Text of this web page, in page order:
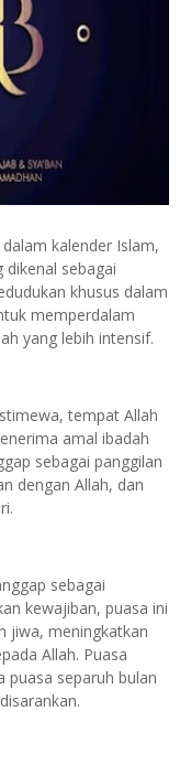
kalender Islam,
sebagai
khusus dalam
memperdalam
yang lebih intensif.
tempat Allah
amal ibadah
sebagai panggilan
dengan Allah, dan
sebagai
kewajiban, puasa ini
jiwa, meningkatkan
Allah. Puasa
puasa separuh bulan